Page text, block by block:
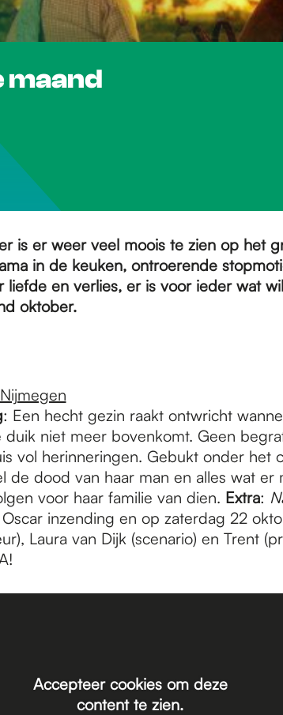
maand
is er weer veel moois te zien op het
in de keuken, ontroerende
liefde en verlies, er is voor ieder wat
oktober.
: Een hecht gezin raakt ontwricht
duik niet meer bovenkomt. Geen
vol herinneringen. Gebukt onder het
de dood van haar man en alles wat er
voor haar familie van dien. Extra:
inzending en op zaterdag 22
Laura van Dijk (scenario) en Trent
Accepteer cookies om deze
content te zien.